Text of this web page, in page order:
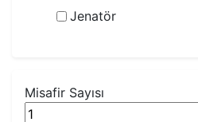
Jenatör
Misafir Sayısı